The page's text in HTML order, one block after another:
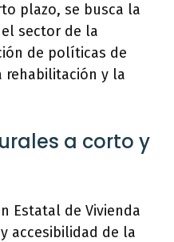
plazo, se busca la
sector de la
de políticas de
rehabilitación y la
a corto y
Estatal de Vivienda
accesibilidad de la